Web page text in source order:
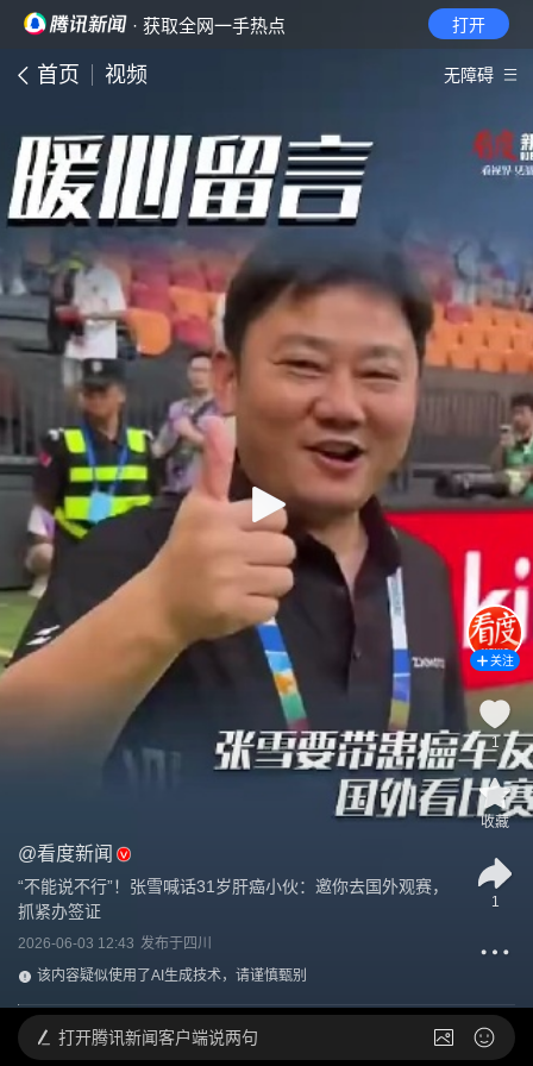
· 获取全网一手热点 打开
首页 视频 无障碍
@看度新闻
“不能说不行”！张雪喊话31岁肝癌小伙：邀你去国外观赛，
抓紧办签证
2026-06-03 12:43 发布于四川
该内容疑似使用了AI生成技术，请谨慎甄别
关注
1
收藏
1
打开腾讯新闻客户端说两句